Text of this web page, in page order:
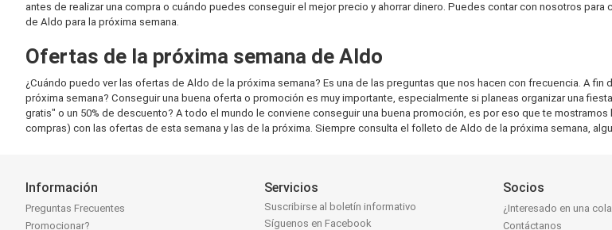
antes de realizar una compra o cuándo puedes conseguir el mejor precio y ahorrar dinero. Puedes contar con nosotros
de Aldo para la próxima semana.
Ofertas de la próxima semana de Aldo
¿Cuándo puedo ver las ofertas de Aldo de la próxima semana? Es una de las preguntas que nos hacen con frecuencia. A
próxima semana? Conseguir una buena oferta o promoción es muy importante, especialmente si planeas organizar una
gratis" o un 50% de descuento? A todo el mundo le conviene conseguir una buena promoción, es por eso que te
compras) con las ofertas de esta semana y las de la próxima. Siempre consulta el folleto de Aldo de la próxima semana,
Información
Preguntas Frecuentes
Promocionar?
Servicios
Suscribirse al boletín informativo
Síguenos en Facebook
Socios
¿Interesado en una
Contáctanos